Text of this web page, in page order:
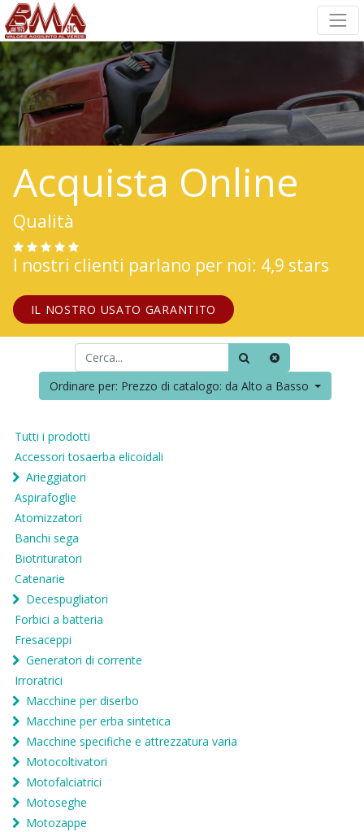
Acquista Online
Qualità
I nostri clienti parlano per noi: 4,9 stars
IL NOSTRO USATO GARANTITO
Ordinare per: Prezzo di catalogo: da Alto a Basso
Tutti i prodotti
Accessori tosaerba elicoidali
Arieggiatori
Aspirafoglie
Atomizzatori
Banchi sega
Biotrituratori
Catenarie
Decespugliatori
Forbici a batteria
Fresaceppi
Generatori di corrente
Irroratrici
Macchine per diserbo
Macchine per erba sintetica
Macchine specifiche e attrezzatura varia
Motocoltivatori
Motofalciatrici
Motoseghe
Motozappe